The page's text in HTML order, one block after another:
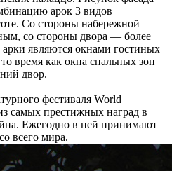
арок 3 видов
Со стороны набережной
со стороны двора — более
являются окнами гостиных
время как окна спальных зон
двор.
фестиваля World
самых престижных наград в
Ежегодно в ней принимают
всего мира.